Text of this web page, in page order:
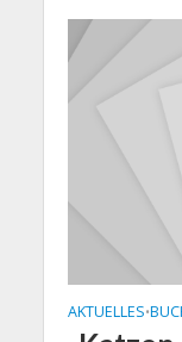
AKTUELLES•